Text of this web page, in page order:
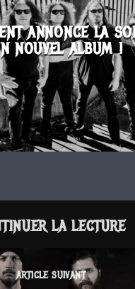
ANNONCE LA
NOUVEL ALBUM !
LA LECTURE
ARTICLE SUIVANT